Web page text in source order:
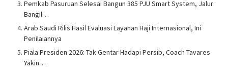
Pemkab Pasuruan Selesai Bangun 385 PJU Smart System, Jalur
Bangil…
Arab Saudi Rilis Hasil Evaluasi Layanan Haji Internasional, Ini
Penilaiannya
Piala Presiden 2026: Tak Gentar Hadapi Persib, Coach Tavares
Yakin…